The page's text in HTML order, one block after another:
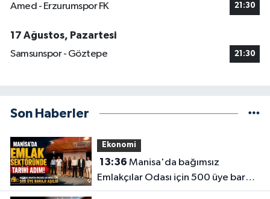
Amed - Erzurumspor FK 21:30
17 Ağustos, Pazartesi
Samsunspor - Göztepe
21:30
Son Haberler
Ekonomi
13:36
Emlakçılar Odası için 500 üye barajı
aşıldı